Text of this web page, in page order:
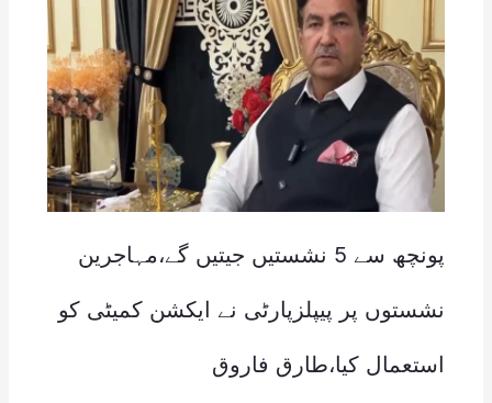
پونچھ سے 5 نشستیں جیتیں گے،مہاجرین
نشستوں پر پیپلزپارٹی نے ایکشن کمیٹی کو
استعمال کیا،طارق فاروق